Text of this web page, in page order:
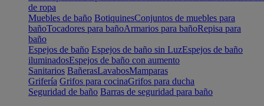
de ropa
Muebles de baño BotiquinesConjuntos de muebles para
bañoTocadores para bañoArmarios para bañoRepisa para
baño
Espejos de baño Espejos de baño sin LuzEspejos de baño
iluminadosEspejos de baño con aumento
Sanitarios BañerasLavabosMamparas
Grifería Grifos para cocinaGrifos para ducha
Seguridad de baño Barras de seguridad para baño